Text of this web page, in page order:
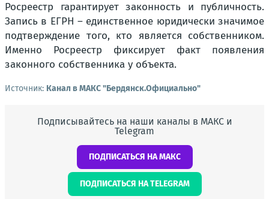
Росреестр гарантирует законность и публичность.
Запись в ЕГРН – единственное юридически значимое
подтверждение того, кто является собственником.
Именно Росреестр фиксирует факт появления
законного собственника у объекта.
Источник: Канал в МАКС "Бердянск.Официально"
Подписывайтесь на наши каналы в МАКС и
Telegram
ПОДПИСАТЬСЯ НА МАКС
ПОДПИСАТЬСЯ НА TELEGRAM